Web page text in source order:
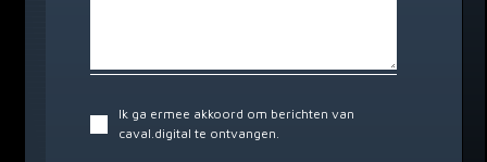
Ik ga ermee akkoord om berichten van
caval.digital te ontvangen.